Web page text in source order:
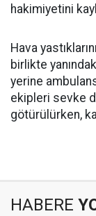
hakimiyetini
Hava
birlikte
yerine
ekipleri sevke
götürülürken,
HABERE